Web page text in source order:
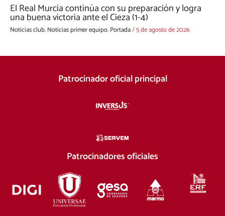
El Real Murcia continúa con su preparación y logra
una buena victoria ante el Cieza (1-4)
Noticias club,Noticias primer equipo,Portada/5 de agosto de 2026
Patrocinador oficial principal
Patrocinadores oficiales